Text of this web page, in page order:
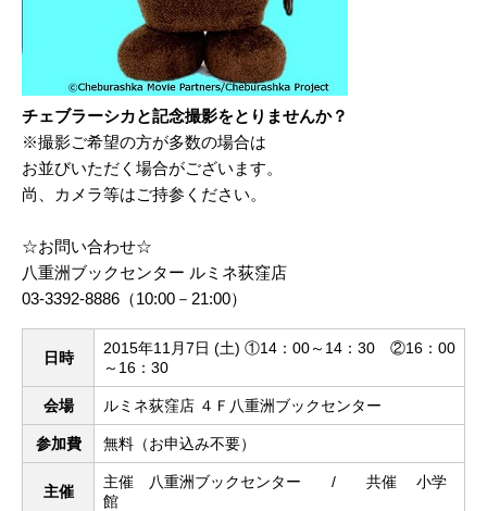
チェブラーシカと記念撮影をとりませんか？
※撮影ご希望の方が多数の場合は
お並びいただく場合がございます。
尚、カメラ等はご持参ください。
☆お問い合わせ☆
八重洲ブックセンター ルミネ荻窪店
03-3392-8886（10:00－21:00）
日時
2015年11月7日 (土) ①14：00～14：30 ②16：00
～16：30
会場 ルミネ荻窪店 ４Ｆ八重洲ブックセンター
参加費 無料（お申込み不要）
主催
主催 八重洲ブックセンター / 共催 小学
館